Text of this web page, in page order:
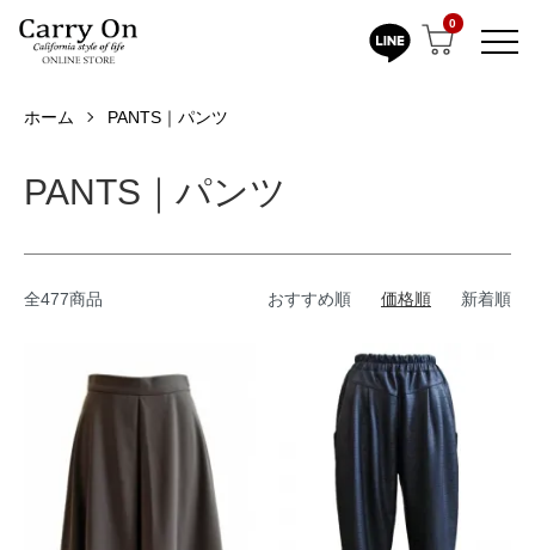
0
ホーム PANTS｜パンツ
PANTS｜パンツ
全477商品 おすすめ順 価格順 新着順